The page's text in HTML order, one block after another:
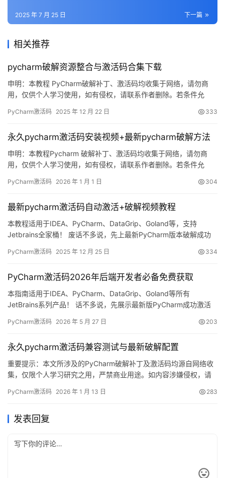
下一篇
2025 年 7 月 25 日
相关推荐
pycharm破解资源整合与激活码合集下载
申明：本教程 PyCharm破解补丁、激活码均收集于网络，请勿商
用，仅供个人学习使用，如有侵权，请联系作者删除。若条件允
器，功能强大，适用于 Windows、Mac 和 Linux 系统。本文将详细
是什么版本、什么操作系统…
PyCharm激活码 2025 年 12 月 22 日 333
永久pycharm激活码安装视频+最新pycharm破解方法
申明：本教程Pycharm 破解补丁、激活码均收集于网络，请勿商
用，仅供个人学习使用，如有侵权，请联系作者删除。若条件允
本破解成功的截图，如下图，可以看到已经成功破解到 2099 年
最新的Pycharm。 如果觉得破解麻烦…
PyCharm激活码 2026 年 1 月 1 日 304
最新pycharm激活码自动激活+破解视频教程
本教程适用于IDEA、PyCharm、DataGrip、Goland等，支持
Jetbrains全家桶！ 废话不多说，先上最新PyCharm版本破解成功
来，我就将通过图文的方式, 来详细讲解如何激活 PyCharm至
是Windo…
PyCharm激活码 2025 年 12 月 25 日 334
PyCharm激活码2026年后端开发者必备免费获取
本指南适用于IDEA、PyCharm、DataGrip、Goland等所有
JetBrains系列产品！ 话不多说，先展示最新版PyCharm成功激活
通过详细的图文步骤，为大家完整演示如何将PyCharm激活至2099
Windows、Mac…
PyCharm激活码 2026 年 5 月 27 日 203
永久pycharm激活码兼容测试与最新破解配置
重要提示：本文所涉及的PyCharm破解补丁及激活码均源自网络收
集，仅限个人学习研究之用，严禁商业用途。如内容涉嫌侵权，请
JetBrains公司出品的一款功能强大的集成开发环境，支持
现永久激活的完整流程。 本教程适用于所有操作系…
PyCharm激活码 2026 年 1 月 13 日 283
发表回复